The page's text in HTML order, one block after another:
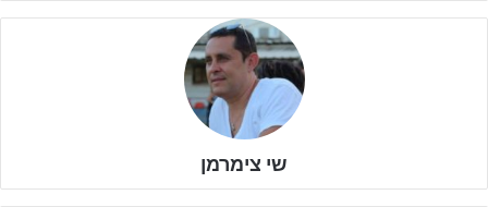
והיה חלק משמעותי מעונה נהדרת של הקבוצה, שהתברגה בפלייאוף
שי צימרמן